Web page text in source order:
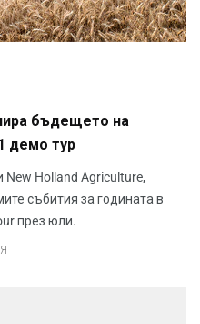
бъдещето на
демо тур
New Holland Agriculture,
събития за годината в
през юли.